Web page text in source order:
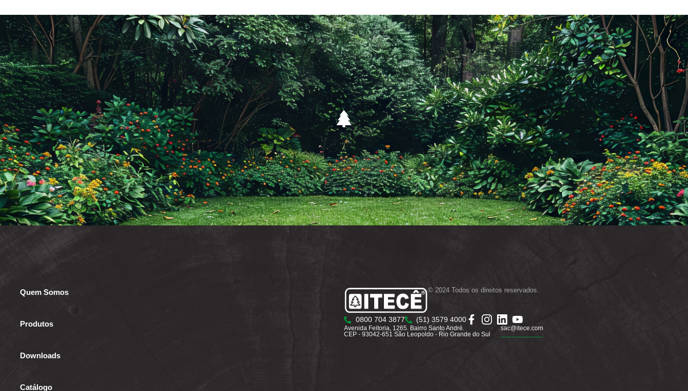
Quem Somos
Produtos
Downloads
Catálogo
© 2024 Todos os direitos reservados.
0800 704 3877 (51) 3579 4000
Avenida Feitoria, 1265. Bairro Santo André.
CEP - 93042-651 São Leopoldo - Rio Grande do Sul
sac@itece.com